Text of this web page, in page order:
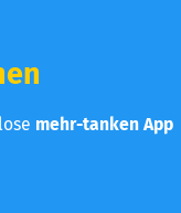
mehr-tanken App